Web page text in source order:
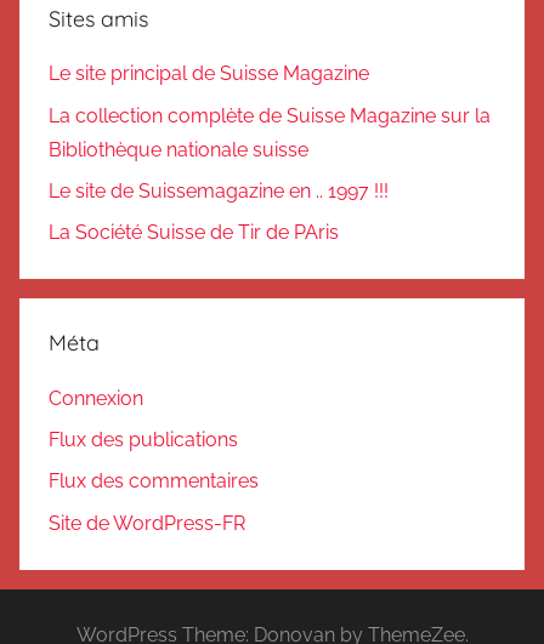
Sites amis
Le site principal de Suisse Magazine
La collection complète de Suisse Magazine sur la
Bibliothèque nationale suisse
Le site de Suissemagazine en .. 1997 !!!
La Société Suisse de Tir de PAris
Méta
Connexion
Flux des publications
Flux des commentaires
Site de WordPress-FR
WordPress Theme: Donovan by ThemeZee.